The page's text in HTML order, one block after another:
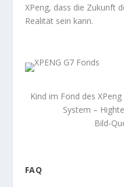
XPeng, dass die Zukunft
Realität sein kann.
Kind im Fond des
System –
Bild-
FAQ